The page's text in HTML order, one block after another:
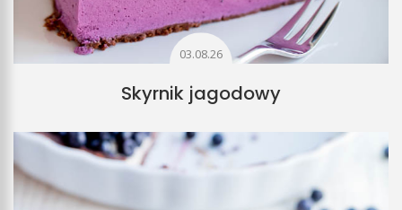
03.08.26
Skyrnik jagodowy